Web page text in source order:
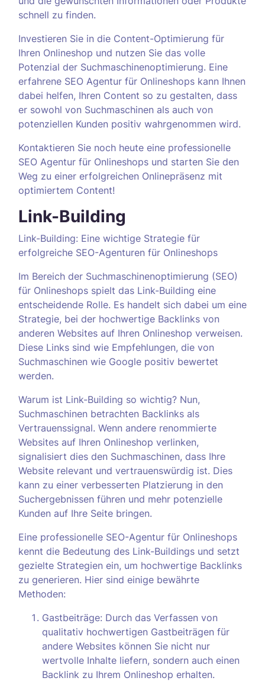
schnell zu finden.
Investieren Sie in die Content-Optimierung für
Ihren Onlineshop und nutzen Sie das volle
Potenzial der Suchmaschinenoptimierung. Eine
erfahrene SEO Agentur für Onlineshops kann Ihnen
dabei helfen, Ihren Content so zu gestalten, dass
er sowohl von Suchmaschinen als auch von
potenziellen Kunden positiv wahrgenommen wird.
Kontaktieren Sie noch heute eine professionelle
SEO Agentur für Onlineshops und starten Sie den
Weg zu einer erfolgreichen Onlinepräsenz mit
optimiertem Content!
Link-Building
Link-Building: Eine wichtige Strategie für
erfolgreiche SEO-Agenturen für Onlineshops
Im Bereich der Suchmaschinenoptimierung (SEO)
für Onlineshops spielt das Link-Building eine
entscheidende Rolle. Es handelt sich dabei um eine
Strategie, bei der hochwertige Backlinks von
anderen Websites auf Ihren Onlineshop verweisen.
Diese Links sind wie Empfehlungen, die von
Suchmaschinen wie Google positiv bewertet
werden.
Warum ist Link-Building so wichtig? Nun,
Suchmaschinen betrachten Backlinks als
Vertrauenssignal. Wenn andere renommierte
Websites auf Ihren Onlineshop verlinken,
signalisiert dies den Suchmaschinen, dass Ihre
Website relevant und vertrauenswürdig ist. Dies
kann zu einer verbesserten Platzierung in den
Suchergebnissen führen und mehr potenzielle
Kunden auf Ihre Seite bringen.
Eine professionelle SEO-Agentur für Onlineshops
kennt die Bedeutung des Link-Buildings und setzt
gezielte Strategien ein, um hochwertige Backlinks
zu generieren. Hier sind einige bewährte
Methoden:
Gastbeiträge: Durch das Verfassen von
qualitativ hochwertigen Gastbeiträgen für
andere Websites können Sie nicht nur
wertvolle Inhalte liefern, sondern auch einen
Backlink zu Ihrem Onlineshop erhalten.